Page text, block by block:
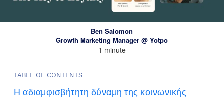
Ben Salomon
Growth Marketing Manager @ Yotpo
1 minute
TABLE OF CONTENTS
Η αδιαμφισβήτητη δύναμη της κοινωνικής